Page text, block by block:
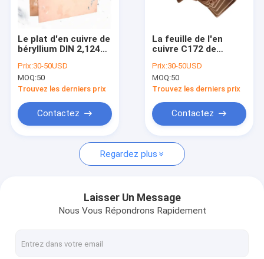
Au sujet de nous
Contactez-nous
Demandez une citation
Alliage de cuivre de béryllium
Cuivre du béryllium C17300
C17510 Beryllium Copper
Le plat d'en cuivre de
béryllium DIN 2,1247
5mmx200mm pour
les prises électriques
Prix:30-50USD
MOQ:50
Trouvez les derniers prix
Contactez
La feuille de l'en
cuivre C172 de
CDA172 ASTM
plaquent la bonne
conductivité de
Prix:30-50USD
MOQ:50
Trouvez les derniers prix
Contactez
Regardez plus
Laisser Un Message
Nous Vous Répondrons Rapidement